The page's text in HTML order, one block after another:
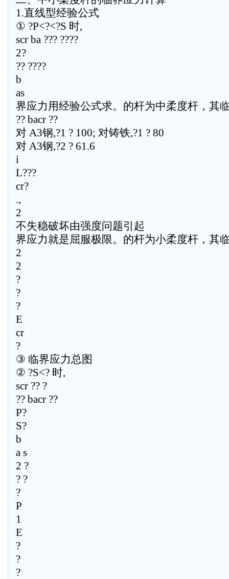
1.直线型经验公式
① ?P<?<?S 时,
scr ba ??? ????
2?
?? ????
b
as
界应力用经验公式求。的杆为中柔度杆，其临
?? bacr ??
对 A3钢,?1 ? 100; 对铸铁,?1 ? 80
对 A3钢,?2 ? 61.6
i
L???
cr?
.,
2
不失稳破坏由强度问题引起
界应力就是屈服极限。的杆为小柔度杆，其临
2
2
?
?
?
E
cr
?
③ 临界应力总图
② ?S<? 时,
scr ?? ?
?? bacr ??
P?
S?
b
a s
2 ?
? ?
?
P
1
E
?
?
?